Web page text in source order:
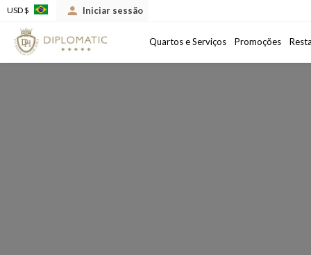
Quartos e Serviços Promoções
USD $ Iniciar sessão
Chegada